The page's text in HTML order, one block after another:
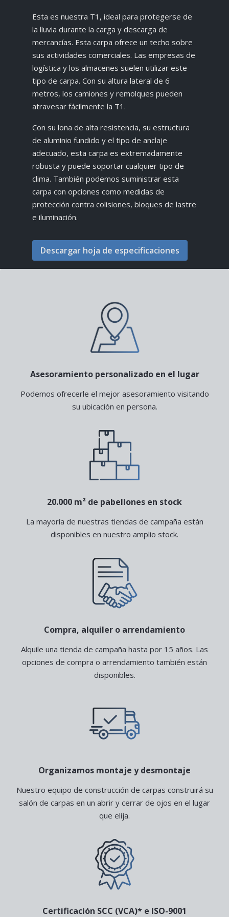
Esta es nuestra T1, ideal para protegerse de
la lluvia durante la carga y descarga de
mercancías. Esta carpa ofrece un techo sobre
sus actividades comerciales. Las empresas de
logística y los almacenes suelen utilizar este
tipo de carpa. Con su altura lateral de 6
metros, los camiones y remolques pueden
atravesar fácilmente la T1.
Con su lona de alta resistencia, su estructura
de aluminio fundido y el tipo de anclaje
adecuado, esta carpa es extremadamente
robusta y puede soportar cualquier tipo de
clima. También podemos suministrar esta
carpa con opciones como medidas de
protección contra colisiones, bloques de lastre
e iluminación.
Descargar hoja de especificaciones
Asesoramiento personalizado en el lugar
Podemos ofrecerle el mejor asesoramiento visitando
su ubicación en persona.
20.000 m² de pabellones en stock
La mayoría de nuestras tiendas de campaña están
disponibles en nuestro amplio stock.
Compra, alquiler o arrendamiento
Alquile una tienda de campaña hasta por 15 años. Las
opciones de compra o arrendamiento también están
disponibles.
Organizamos montaje y desmontaje
Nuestro equipo de construcción de carpas construirá su
salón de carpas en un abrir y cerrar de ojos en el lugar
que elija.
Certificación SCC (VCA)* e ISO-9001